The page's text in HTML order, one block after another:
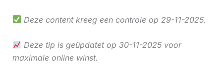
Deze content kreeg een controle op 29-11-2025.
Deze tip is geüpdatet op 30-11-2025 voor
maximale online winst.